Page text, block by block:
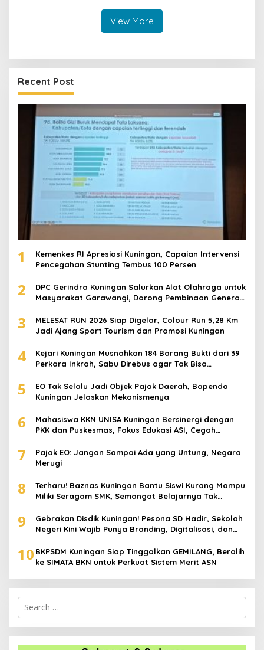
View More
Recent Post
1
Kemenkes RI Apresiasi Kuningan, Capaian Intervensi
Pencegahan Stunting Tembus 100 Persen
2
DPC Gerindra Kuningan Salurkan Alat Olahraga untuk
Masyarakat Garawangi, Dorong Pembinaan Generasi
3
MELESAT RUN 2026 Siap Digelar, Colour Run 5,28 Km
Jadi Ajang Sport Tourism dan Promosi Kuningan
4
Kejari Kuningan Musnahkan 184 Barang Bukti dari 39
Perkara Inkrah, Sabu Direbus agar Tak Bisa
5
EO Tak Selalu Jadi Objek Pajak Daerah, Bapenda
Kuningan Jelaskan Mekanismenya
6
Mahasiswa KKN UNISA Kuningan Bersinergi dengan
PKK dan Puskesmas, Fokus Edukasi ASI, Cegah
7
Pajak EO: Jangan Sampai Ada yang Untung, Negara
Merugi
8
Terharu! Baznas Kuningan Bantu Siswi Kurang Mampu
Miliki Seragam SMK, Semangat Belajarnya Tak
9
Gebrakan Disdik Kuningan! Pesona SD Hadir, Sekolah
Negeri Kini Wajib Punya Branding, Digitalisasi, dan
10 BKPSDM Kuningan Siap Tinggalkan GEMILANG, Beralih
ke SIMATA BKN untuk Perkuat Sistem Merit ASN
Search
for: